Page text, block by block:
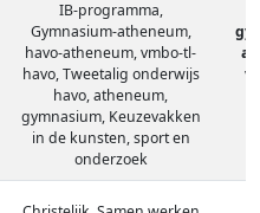
IB-programma,
Gymnasium-atheneum,
havo-atheneum, vmbo-tl-
havo, Tweetalig onderwijs
havo, atheneum,
gymnasium, Keuzevakken
in de kunsten, sport en
onderzoek